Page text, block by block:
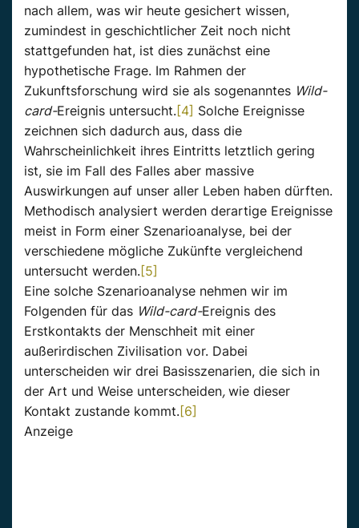
nach allem, was wir heute gesichert wissen,
zumindest in geschichtlicher Zeit noch nicht
stattgefunden hat, ist dies zunächst eine
hypothetische Frage. Im Rahmen der
Zukunftsforschung wird sie als sogenanntes Wild-
card-Ereignis untersucht.[4] Solche Ereignisse
zeichnen sich dadurch aus, dass die
Wahrscheinlichkeit ihres Eintritts letztlich gering
ist, sie im Fall des Falles aber massive
Auswirkungen auf unser aller Leben haben dürften.
Methodisch analysiert werden derartige Ereignisse
meist in Form einer Szenarioanalyse, bei der
verschiedene mögliche Zukünfte vergleichend
untersucht werden.[5]
Eine solche Szenarioanalyse nehmen wir im
Folgenden für das Wild-card-Ereignis des
Erstkontakts der Menschheit mit einer
außerirdischen Zivilisation vor. Dabei
unterscheiden wir drei Basisszenarien, die sich in
der Art und Weise unterscheiden, wie dieser
Kontakt zustande kommt.[6]
Anzeige